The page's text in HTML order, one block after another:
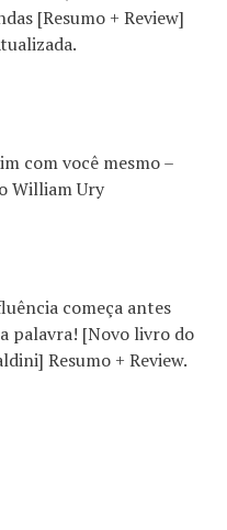
[Resumo + Review]
com você mesmo –
William Ury
começa antes
palavra! [Novo livro do
Resumo + Review.